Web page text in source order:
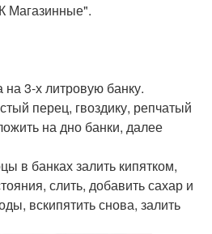
Магазинные".
3-х литровую банку.
перец, гвоздику, репчатый
на дно банки, далее
в банках залить кипятком,
слить, добавить сахар и
вскипятить снова, залить